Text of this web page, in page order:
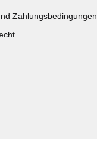
Zahlungsbedingungen